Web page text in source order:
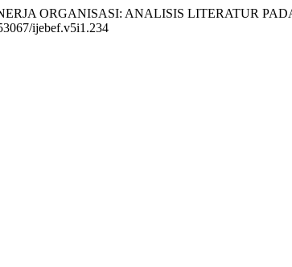
ORGANISASI: ANALISIS LITERATUR
ijebef.v5i1.234